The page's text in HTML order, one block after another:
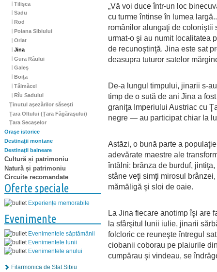
Tilişca
Sadu
Rod
Poiana Sibiului
Orlat
Jina
Gura Râului
Galeş
Boiţa
Tălmăcel
Rîu Sadului
Ţinutul aşezărilor săseşti
Ţara Oltului (Ţara Făgăraşului)
Ţara Secaşelor
Oraşe istorice
Destinaţii montane
Destinaţii balneare
Cultură și patrimoniu
Natură și patrimoniu
Circuite recomandate
Oferte speciale
Experiențe memorabile
Evenimente
Evenimentele săptămânii
Evenimentele lunii
Evenimentele anului
Filarmonica de Stat Sibiu
„Vă voi duce într-un loc
cu turme întinse în lumea
românilor alungaţi de coloniştii
urmat-o şi au numit localitatea
de recunoştinţă. Jina este sat
deasupra tuturor satelor
De-a lungul timpului, jinarii s-
timp de o sută de ani Jina a
graniţa Imperiului Austriac cu
negre — au participat chiar la
Astăzi, o bună parte a
adevărate maestre ale
întâlni: brânza de burduf,
stâne veţi simţi mirosul
mămăligă şi sloi de oaie.
La Jina fiecare anotimp îşi are
la sfârşitul lunii iulie, jinarii
folcloric ce reuneşte întregul
ciobanii coborau pe plaiurile
cumpărau şi vindeau, se